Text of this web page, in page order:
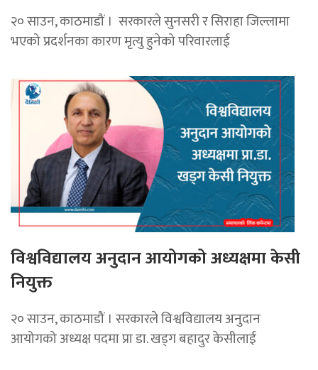
२० साउन, काठमाडौं । सरकारले सुनसरी र सिराहा जिल्लामा
भएको प्रदर्शनका कारण मृत्यु हुनेको परिवारलाई
विश्वविद्यालय अनुदान आयोगको अध्यक्षमा केसी
नियुक्त
२० साउन, काठमाडौं । सरकारले विश्वविद्यालय अनुदान
आयोगको अध्यक्ष पदमा प्रा डा. खड्ग बहादुर केसीलाई